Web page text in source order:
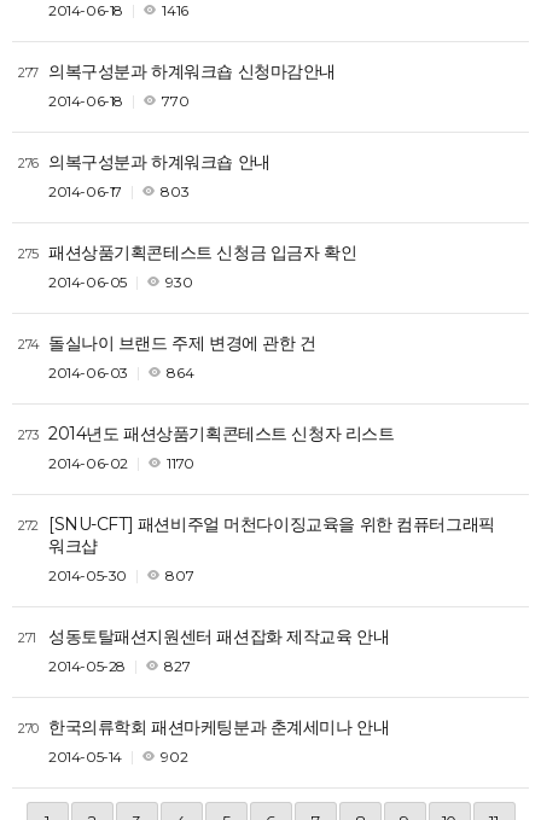
2014-06-18 1416
277 의복구성분과 하계워크숍 신청마감안내
2014-06-18 770
276 의복구성분과 하계워크숍 안내
2014-06-17 803
275 패션상품기획콘테스트 신청금 입금자 확인
2014-06-05 930
274 돌실나이 브랜드 주제 변경에 관한 건
2014-06-03 864
273 2014년도 패션상품기획콘테스트 신청자 리스트
2014-06-02 1170
272
[SNU-CFT] 패션비주얼 머천다이징교육을 위한 컴퓨터그래픽
워크샵
2014-05-30 807
271 성동토탈패션지원센터 패션잡화 제작교육 안내
2014-05-28 827
270 한국의류학회 패션마케팅분과 춘계세미나 안내
2014-05-14 902